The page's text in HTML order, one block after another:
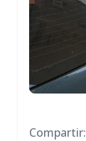
Compartir: